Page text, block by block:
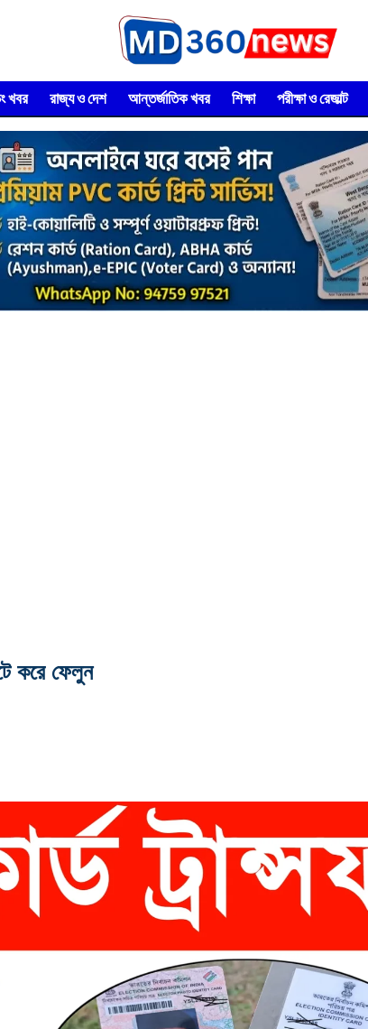
খবর রাজ্য ও দেশ আন্তর্জাতিক খবর শিক্ষা পরীক্ষা ও রেজাল্ট
করে ফেলুন